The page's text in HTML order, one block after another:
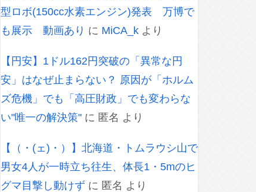
型ロボ(150cc水素エンジン)発表 万博で
も展示 動画あり に MiCA_k より
【円安】1ドル162円突破の「異常な円
安」はなぜ止まらない？ 原因が「ホルム
ズ危機」でも「高圧財政」でも変わらな
い"唯一の解決策" に 匿名 より
【（・(ェ)・）】北海道・トムラウシ山で
男女4人が一時立ち往生、体長1・5mのヒ
グマ目撃し動けず に 匿名 より